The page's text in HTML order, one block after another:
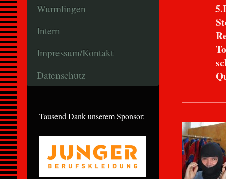
Wurmlingen
Intern
Impressum/Kontakt
Datenschutz
Tausend Dank unserem Sponsor: